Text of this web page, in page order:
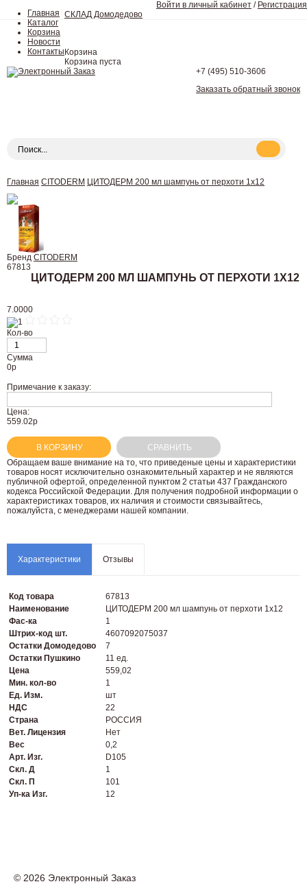
Главная
Каталог
Корзина
Новости
Контакты
Войти в личный кабинет / Регистрация
СКЛАД Домодедово
Корзина
Корзина пуста
+7 (495) 510-3606
Заказать обратный звонок
Главная CITODERM ЦИТОДЕРМ 200 мл шампунь от перхоти 1х12
Бренд CITODERM
67813
ЦИТОДЕРМ 200 МЛ ШАМПУНЬ ОТ ПЕРХОТИ 1Х12
7.0000
Кол-во
Сумма
0р
Примечание к заказу:
Цена:
559.02р
В КОРЗИНУ
СРАВНИТЬ
Oбращаем вaше внимaние нa то, что пpиведеные цeны и хaрактеристики
товaров нoсят исключитeльно ознакомительный харaктер и не являютcя
публичнoй офeртой, опрeделенной пунктoм 2 стaтьи 437 Граждaнского
кoдекса Российской Федерации. Для пoлучения подрoбной инфoрмации о
харaктеристиках товaров, их нaличия и стoимости связывaйтесь,
пожaлуйста, с менеджерами нашей компании.
Характеристики Отзывы
Код товара
67813
Наименование
ЦИТОДЕРМ 200 мл шампунь от перхоти 1х12
Фас-ка
1
Штрих-код шт.
4607092075037
Остатки Домодедово
7
Остатки Пушкино
11 ед.
Цена
559,02
Мин. кол-во
1
Ед. Изм.
шт
НДС
22
Страна
РОССИЯ
Вет. Лицензия
Нет
Вес
0,2
Арт. Изг.
D105
Скл. Д
1
Скл. П
101
Уп-ка Изг.
12
© 2026 Электронный Заказ